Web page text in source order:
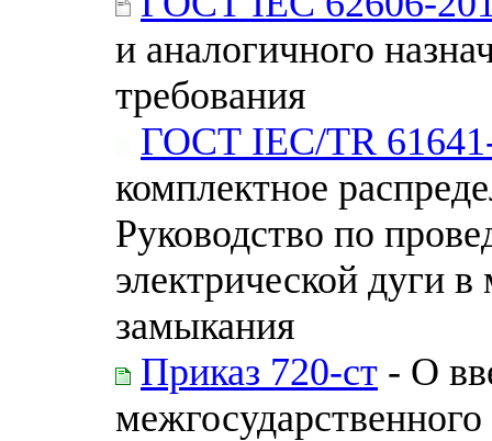
и аналогичного
требования
ГОСТ IEC/TR
комплектное
Руководство по
электрической дуги в
замыкания
Приказ 720-ст - О
межгосударственного